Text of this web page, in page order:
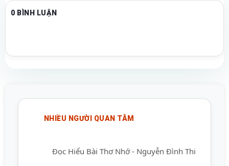
0 BÌNH LUẬN
NHIỀU NGƯỜI QUAN TÂM
Đọc Hiểu Bài Thơ Nhớ - Nguyễn Đình Thi